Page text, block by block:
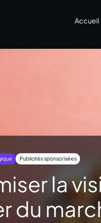
Accueil
Publicités sponsorisées
la
du